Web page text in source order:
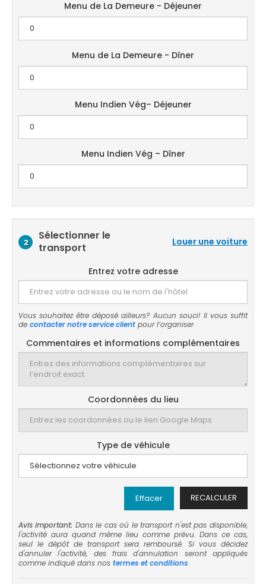
Menu de La Demeure - Déjeuner
Menu de La Demeure - Dîner
Menu Indien Vég– Déjeuner
Menu Indien Vég – Dîner
2
Sélectionner le
transport
Louer une voiture
Entrez votre adresse
Vous souhaitez être déposé ailleurs? Aucun souci! Il vous suffit
de contacter notre service client pour l’organiser
Commentaires et informations complémentaires
Coordonnées du lieu
Type de véhicule
RECALCULER
Effacer
Avis important: Dans le cas où le transport n'est pas disponible,
l'activité aura quand même lieu comme prévu. Dans ce cas,
seul le dépôt de transport sera remboursé. Si vous décidez
d'annuler l'activité, des frais d'annulation seront appliqués
comme indiqué dans nos termes et conditions.